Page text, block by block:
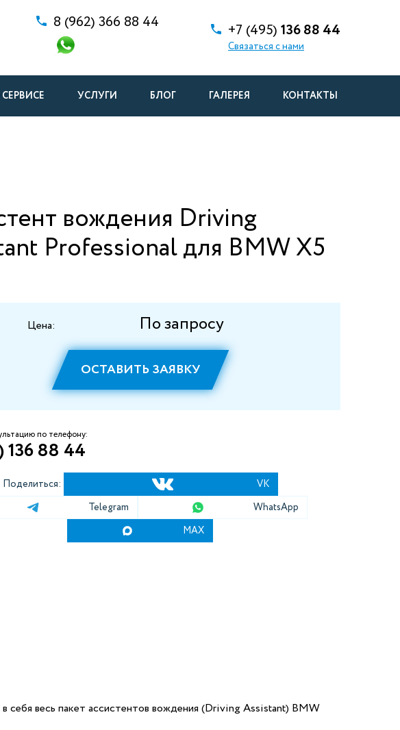
8 (962) 366 88 44 +7 (495) 136 88 44
Связаться с нами
УСЛУГИ БЛОГ ГАЛЕРЕЯ КОНТАКТЫ
вождения Driving
Professional для BMW X5
Цена: По запросу
ОСТАВИТЬ ЗАЯВКУ
по телефону:
136 88 44
Поделиться:
VK
Telegram
WhatsApp
MAX
себя весь пакет ассистентов вождения (Driving Assistant) BMW